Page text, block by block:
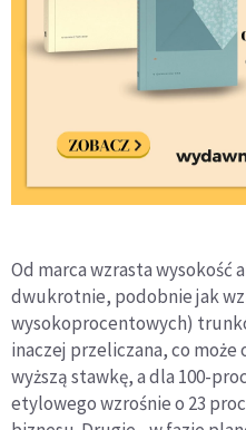
Od marca wzrasta wysokość
dwukrotnie, podobnie jak
wysokoprocentowych)
inaczej przeliczana, co
wyższą stawkę, a dla 100-
etylowego wzrośnie o 23